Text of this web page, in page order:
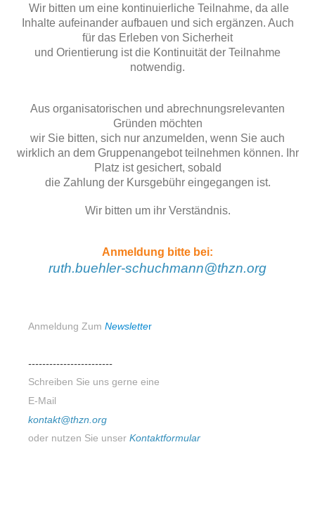
Wir bitten um eine kontinuierliche Teilnahme, da alle
Inhalte aufeinander aufbauen und sich ergänzen. Auch
für das Erleben von Sicherheit
und Orientierung ist die Kontinuität der Teilnahme
notwendig.
Aus organisatorischen und abrechnungsrelevanten
Gründen möchten
wir Sie bitten, sich nur anzumelden, wenn Sie auch
wirklich an dem Gruppenangebot teilnehmen können. Ihr
Platz ist gesichert, sobald
die Zahlung der Kursgebühr eingegangen ist.
Wir bitten um ihr Verständnis.
Anmeldung bitte bei:
ruth.buehler-schuchmann@thzn.org
Anmeldung Zum Newsletter
------------------------
Schreiben Sie uns gerne eine
E-Mail
kontakt@thzn.org
oder nutzen Sie unser Kontaktformular